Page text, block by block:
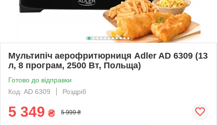
Мультипіч аерофритюрниця Adler AD 6309 (13
л, 8 програм, 2500 Вт, Польща)
Готово до відправки
Код: AD 6309
Роздріб
5 349 ₴ 5 999 ₴